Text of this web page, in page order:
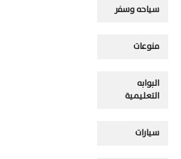
سياحه وسفر
منوعات
البوابه
التعليمية
سيارات